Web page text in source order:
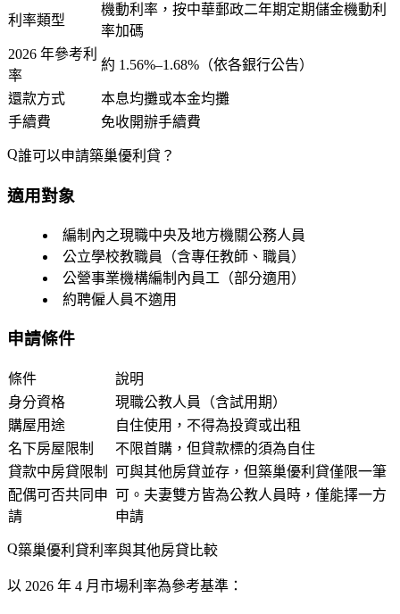
利率類型
機動利率，按中華郵政二年期定期儲金機動利
率加碼
2026 年參考利
率
約 1.56%–1.68%（依各銀行公告）
還款方式
本息均攤或本金均攤
手續費
免收開辦手續費
誰可以申請築巢優利貸？
適用對象
編制內之現職中央及地方機關公務人員
公立學校教職員（含專任教師、職員）
公營事業機構編制內員工（部分適用）
約聘僱人員不適用
申請條件
條件
說明
身分資格
現職公教人員（含試用期）
購屋用途
自住使用，不得為投資或出租
名下房屋限制
不限首購，但貸款標的須為自住
貸款中房貸限制
可與其他房貸並存，但築巢優利貸僅限一筆
配偶可否共同申
請
可。夫妻雙方皆為公教人員時，僅能擇一方
申請
築巢優利貸利率與其他房貸比較
以 2026 年 4 月市場利率為參考基準：